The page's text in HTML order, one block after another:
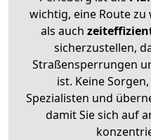
wichtig, eine Route
als auch
sicherzustellen,
Straßensperrungen
ist. Keine
Spezialisten und
damit Sie sich auf